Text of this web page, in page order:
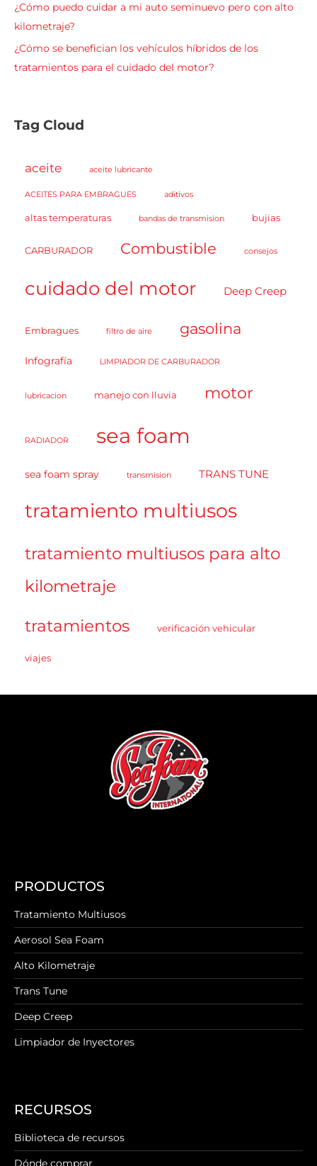
¿Cómo puedo cuidar a mi auto seminuevo pero con alto
kilometraje?
¿Cómo se benefician los vehículos híbridos de los
tratamientos para el cuidado del motor?
Tag Cloud
aceite aceite lubricante
ACEITES PARA EMBRAGUES aditivos
altas temperaturas bandas de transmision bujias
CARBURADOR Combustible consejos
cuidado del motor Deep Creep
Embragues filtro de aire gasolina
Infografía LIMPIADOR DE CARBURADOR
lubricacion manejo con lluvia motor
RADIADOR sea foam
sea foam spray transmision TRANS TUNE
tratamiento multiusos
tratamiento multiusos para alto
kilometraje
tratamientos verificación vehicular
viajes
PRODUCTOS
Tratamiento Multiusos
Aerosol Sea Foam
Alto Kilometraje
Trans Tune
Deep Creep
Limpiador de Inyectores
RECURSOS
Biblioteca de recursos
Dónde comprar